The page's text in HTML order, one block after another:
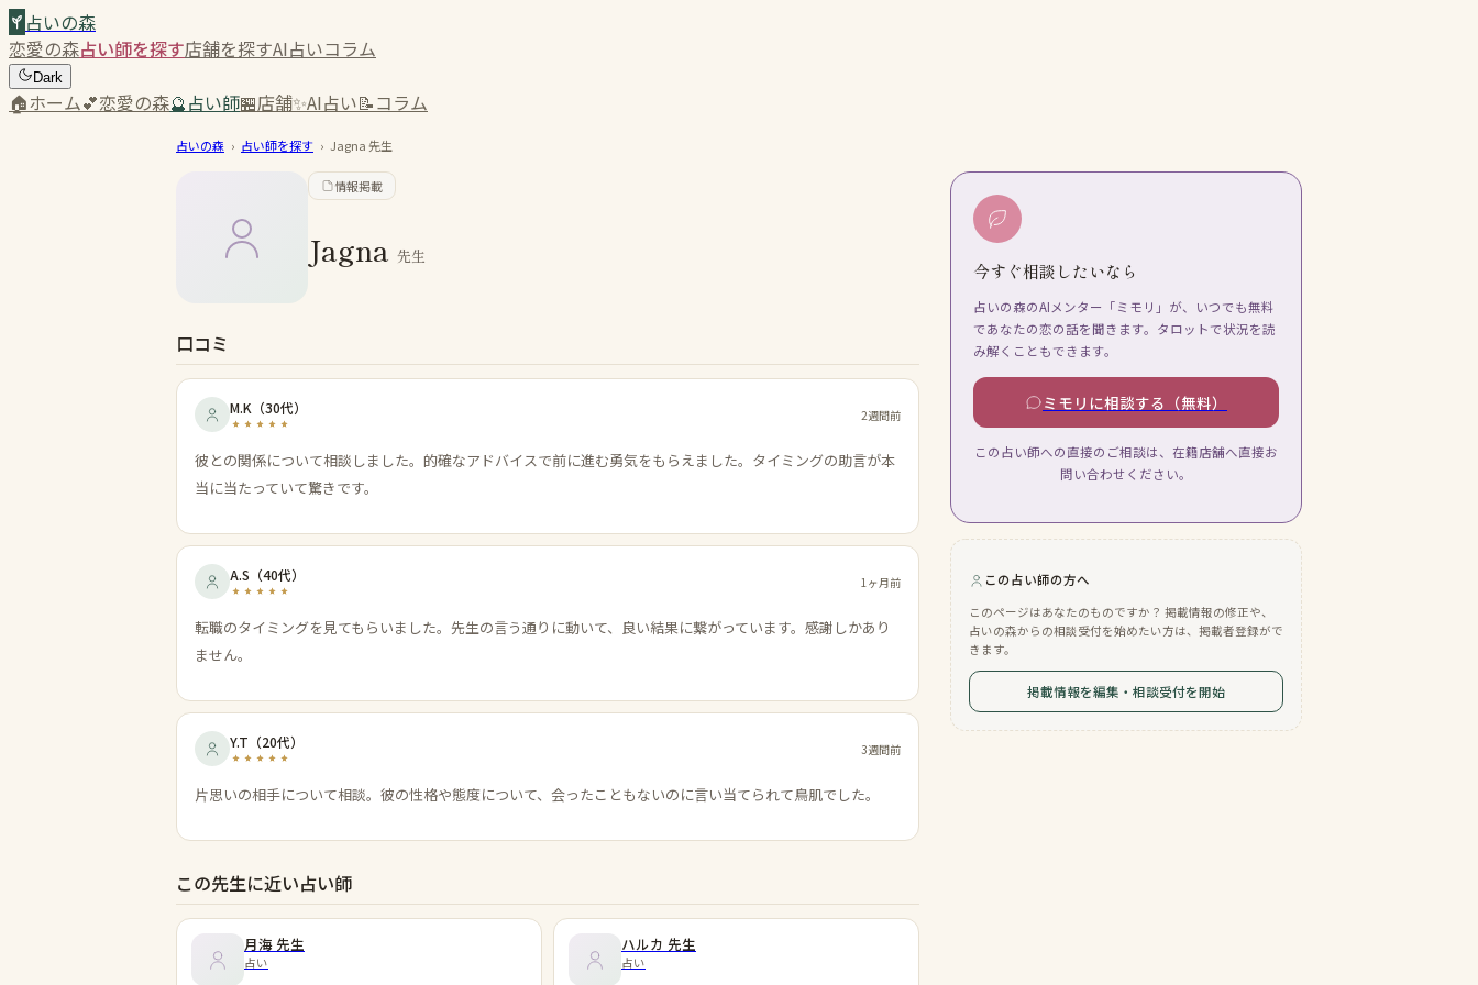
占いの森
恋愛の森占い師を探す店舗を探すAI占いコラム
Dark
🏠ホーム💕恋愛の森🔮占い師🏪店舗✨AI占い📝コラム
占いの森 › 占い師を探す › Jagna先生
情報掲載
Jagna 先生
口コミ
M.K （30代） 2週間前
彼との関係について相談しました。的確なアドバイスで前に進む勇気をもらえました。タイミングの助言が本
当に当たっていて驚きです。
A.S （40代） 1ヶ月前
転職のタイミングを見てもらいました。先生の言う通りに動いて、良い結果に繋がっています。感謝しかあり
ません。
Y.T （20代） 3週間前
片思いの相手について相談。彼の性格や態度について、会ったこともないのに言い当てられて鳥肌でした。
この先生に近い占い師
月海 先生
占い
ハルカ 先生
占い
今すぐ相談したいなら
占いの森のAIメンター「ミモリ」が、いつでも無料
であなたの恋の話を聞きます。タロットで状況を読
み解くこともできます。
ミモリに相談する（無料）
この占い師への直接のご相談は、在籍店舗へ直接お
問い合わせください。
この占い師の方へ
このページはあなたのものですか？ 掲載情報の修正や、
占いの森からの相談受付を始めたい方は、掲載者登録がで
きます。
掲載情報を編集・相談受付を開始